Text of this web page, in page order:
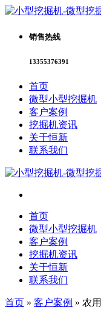
销售热线
13355376391
首页
微型小型挖掘机
客户案例
挖掘机资讯
关于恒新
联系我们
首页
微型小型挖掘机
客户案例
挖掘机资讯
关于恒新
联系我们
首页 » 客户案例 » 农